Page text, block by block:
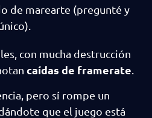
de marearte (pregunté y
con mucha destrucción
caídas de framerate
pero sí rompe un
que el juego está